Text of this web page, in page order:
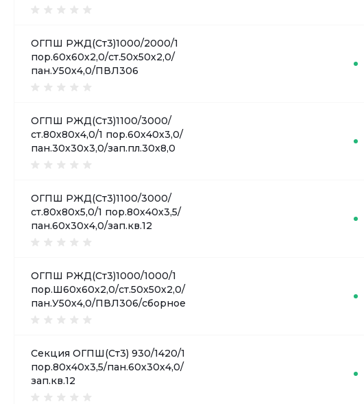
ОГПШ РЖД(Ст3)1000/2000/1
пор.60х60х2,0/ст.50х50х2,0/
пан.У50х4,0/ПВЛ306
ОГПШ РЖД(Ст3)1100/3000/
ст.80х80х4,0/1 пор.60х40х3,0/
пан.30х30х3,0/зап.пл.30х8,0
ОГПШ РЖД(Ст3)1100/3000/
ст.80х80х5,0/1 пор.80х40х3,5/
пан.60х30х4,0/зап.кв.12
ОГПШ РЖД(Ст3)1000/1000/1
пор.Ш60х60х2,0/ст.50х50х2,0/
пан.У50х4,0/ПВЛ306/сборное
Секция ОГПШ(Ст3) 930/1420/1
пор.80х40х3,5/пан.60х30х4,0/
зап.кв.12